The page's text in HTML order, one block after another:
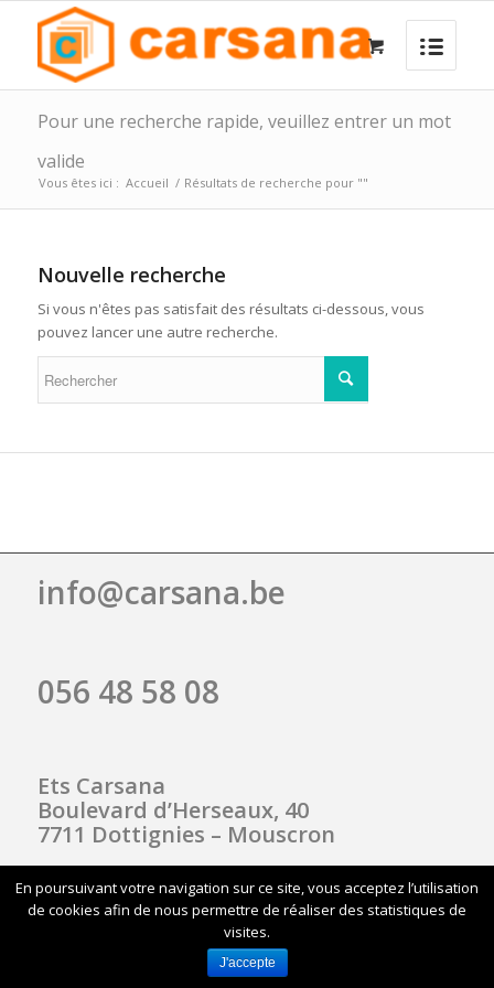
Pour une recherche rapide, veuillez entrer un mot
valide
Vous êtes ici : Accueil / Résultats de recherche pour ""
Nouvelle recherche
Si vous n'êtes pas satisfait des résultats ci-dessous, vous
pouvez lancer une autre recherche.
info@carsana.be
056 48 58 08
Ets Carsana
Boulevard d’Herseaux, 40
7711 Dottignies – Mouscron
© 2017 Carsana sprl
Conditions Générales
En poursuivant votre navigation sur ce site, vous acceptez l’utilisation
de cookies afin de nous permettre de réaliser des statistiques de
visites.
J'accepte